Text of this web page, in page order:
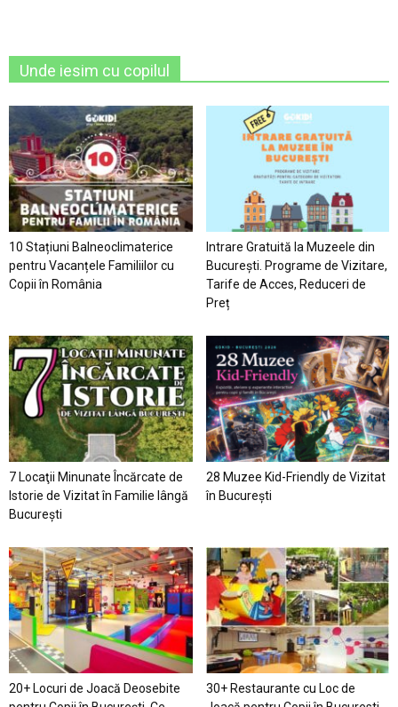
Unde iesim cu copilul
10 Stațiuni Balneoclimaterice
pentru Vacanțele Familiilor cu
Copii în România
Intrare Gratuită la Muzeele din
București. Programe de Vizitare,
Tarife de Acces, Reduceri de
Preț
7 Locaţii Minunate Încărcate de
Istorie de Vizitat în Familie lângă
București
28 Muzee Kid-Friendly de Vizitat
în București
20+ Locuri de Joacă Deosebite
30+ Restaurante cu Loc de